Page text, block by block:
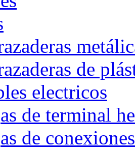
de
electricos
de terminal
de